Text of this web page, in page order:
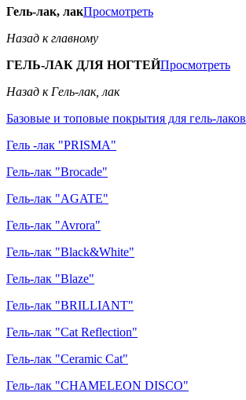
Гель-лак, лакПросмотреть
Назад к главному
ГЕЛЬ-ЛАК ДЛЯ НОГТЕЙПросмотреть
Назад к Гель-лак, лак
Базовые и топовые покрытия для гель-лаков
Гель -лак "PRISMA"
Гель-лак "Brocade"
Гель-лак "AGATE"
Гель-лак "Avrora"
Гель-лак "Black&White"
Гель-лак "Blaze"
Гель-лак "BRILLIANT"
Гель-лак "Cat Reflection"
Гель-лак "Ceramic Cat"
Гель-лак "CHAMELEON DISCO"